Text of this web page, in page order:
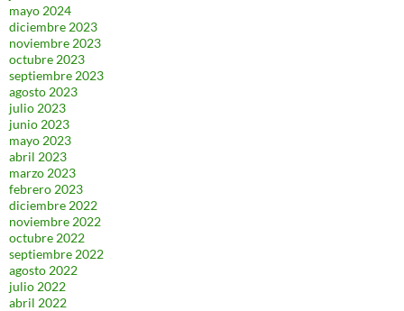
mayo 2024
diciembre 2023
noviembre 2023
octubre 2023
septiembre 2023
agosto 2023
julio 2023
junio 2023
mayo 2023
abril 2023
marzo 2023
febrero 2023
diciembre 2022
noviembre 2022
octubre 2022
septiembre 2022
agosto 2022
julio 2022
abril 2022